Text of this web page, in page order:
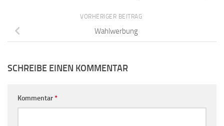
VORHERIGER BEITRAG
Wahlwerbung
SCHREIBE EINEN KOMMENTAR
Kommentar*